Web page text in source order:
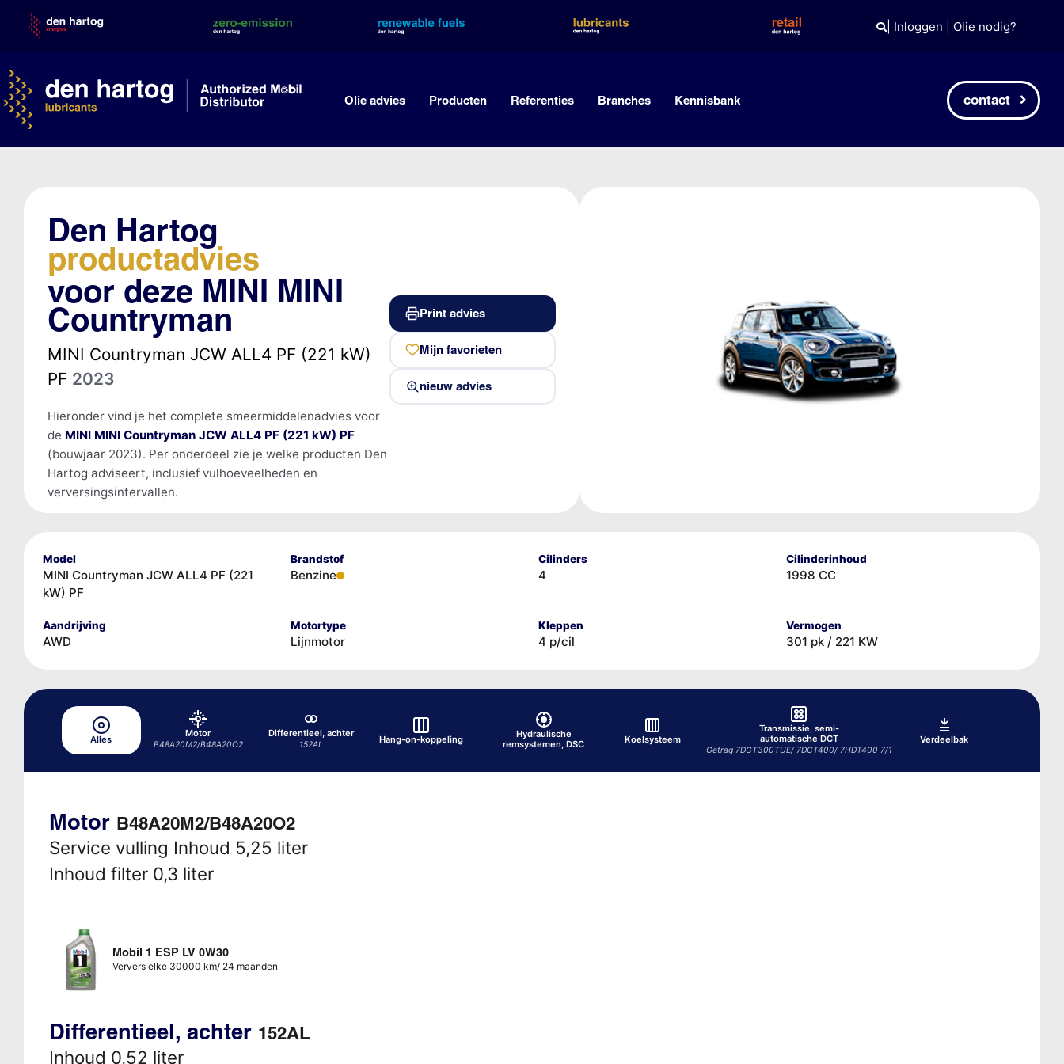
content
| Inloggen Olie nodig?
Olie advies Producten Referenties Branches Kennisbank contact
Den Hartog
productadvies
voor deze MINI MINI
Countryman
MINI Countryman JCW ALL4 PF (221 kW)
PF 2023
Hieronder vind je het complete smeermiddelenadvies voor
de MINI MINI Countryman JCW ALL4 PF (221 kW) PF
(bouwjaar 2023). Per onderdeel zie je welke producten Den
Hartog adviseert, inclusief vulhoeveelheden en
verversingsintervallen.
Print advies
Mijn favorieten
nieuw advies
Model
MINI Countryman JCW ALL4 PF (221
kW) PF
Brandstof
Benzine
Cilinders
4
Cilinderinhoud
1998 CC
Aandrijving
AWD
Motortype
Lijnmotor
Kleppen
4 p/cil
Vermogen
301 pk / 221 KW
Alles
Motor
B48A20M2/B48A20O2
Differentieel, achter
152AL Hang-on-koppeling
Hydraulische
remsystemen, DSC
Koelsysteem
Transmissie, semi-
automatische DCT
Getrag 7DCT300TUE/ 7DCT400/ 7HDT400 7/1
Verdeelbak
Motor B48A20M2/B48A20O2
Service vulling Inhoud 5,25 liter
Inhoud filter 0,3 liter
Mobil 1 ESP LV 0W30
Ververs elke 30000 km/ 24 maanden
Differentieel, achter 152AL
Inhoud 0,52 liter